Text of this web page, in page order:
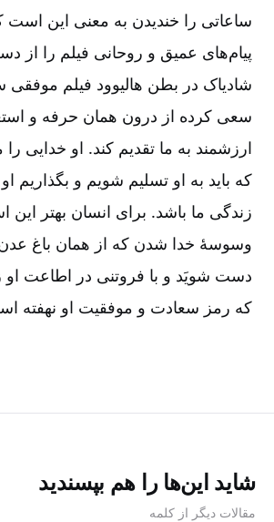
ساعاتی را خندیدن به معنی این است
پیام‌های عمیق و روحانی فیلم را از
شادیاک در بطن هالیوود فیلم
سعی کرده از درون همان حرفه و
ارزشمند به ما تقدیم کند. او خدایی
که باید به او تسلیم شویم و بگذاریم
زندگی ما باشد. برای انسان بهتر این
وسوسۀ خدا شدن که از همان باغ
دست شویَد و با فروتنی در اطاعت او
که رمز سعادت و موفقیت او نهفته
شاید این‌ها را هم بپسندید
مقالات دیگر از کلمه